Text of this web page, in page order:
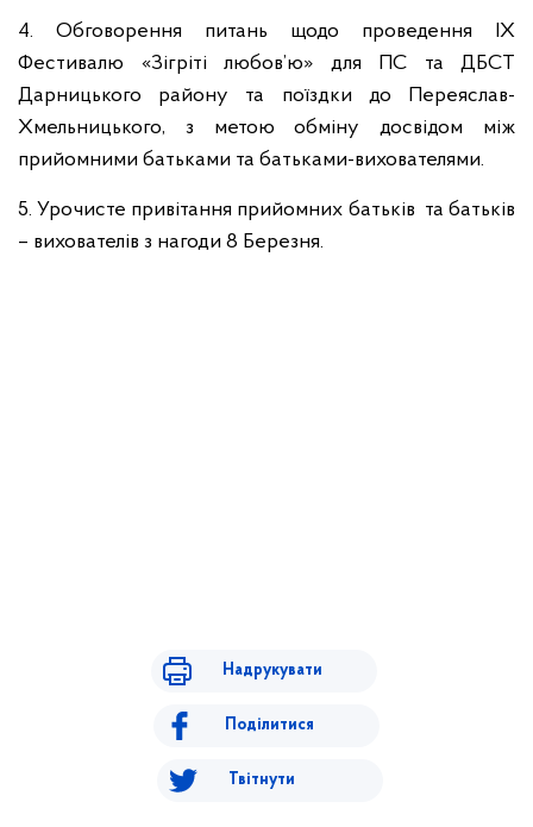
4. Обговорення питань щодо проведення IX
Фестивалю «Зігріті любов’ю» для ПС та ДБСТ
Дарницького району та поїздки до Переяслав-
Хмельницького, з метою обміну досвідом між
прийомними батьками та батьками-вихователями.
5. Урочисте привітання прийомних батьків та батьків
– вихователів з нагоди 8 Березня.
Надрукувати
Поділитися
Твітнути